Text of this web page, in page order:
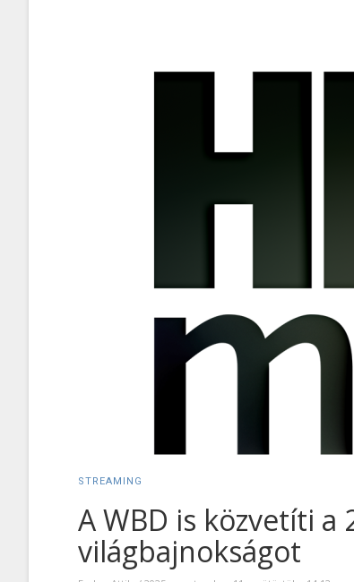
STREAMING
A WBD is közvetíti a
világbajnokságot